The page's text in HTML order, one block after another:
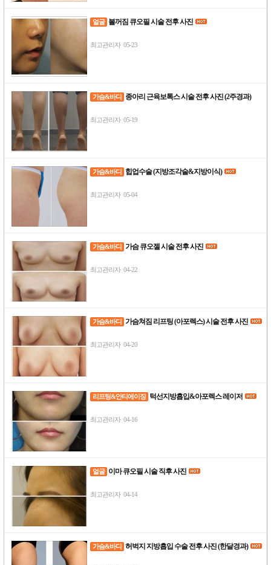
얼굴 볼꺼짐 큐오필 시술 전후 사진
최고관리자 05-23
가슴&바디 종아리 근육보톡스 시술 전후 사진 (2주경과)
최고관리자 05-19
가슴&바디 힙업수술 (지방조각술&지방이식)
최고관리자 05-04
가슴&바디 가슴 큐오젤 시술 전후 사진
최고관리자 04-22
가슴&바디 가슴쳐짐 리프팅 (아포렉스) 시술 전후 사진
최고관리자 04-20
리프팅&안티에이징 턱선지방흡입&아포렉스 레이저
최고관리자 04-16
얼굴 이마 큐오필 시술 직후 사진
최고관리자 04-14
가슴&바디 허벅지 지방흡입 수술 전후 사진 (한달경과)